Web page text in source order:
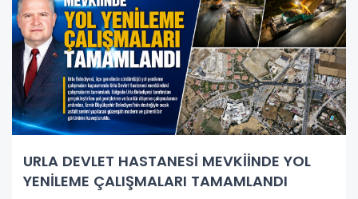
URLA DEVLET HASTANESİ MEVKİİNDE YOL
YENİLEME ÇALIŞMALARI TAMAMLANDI